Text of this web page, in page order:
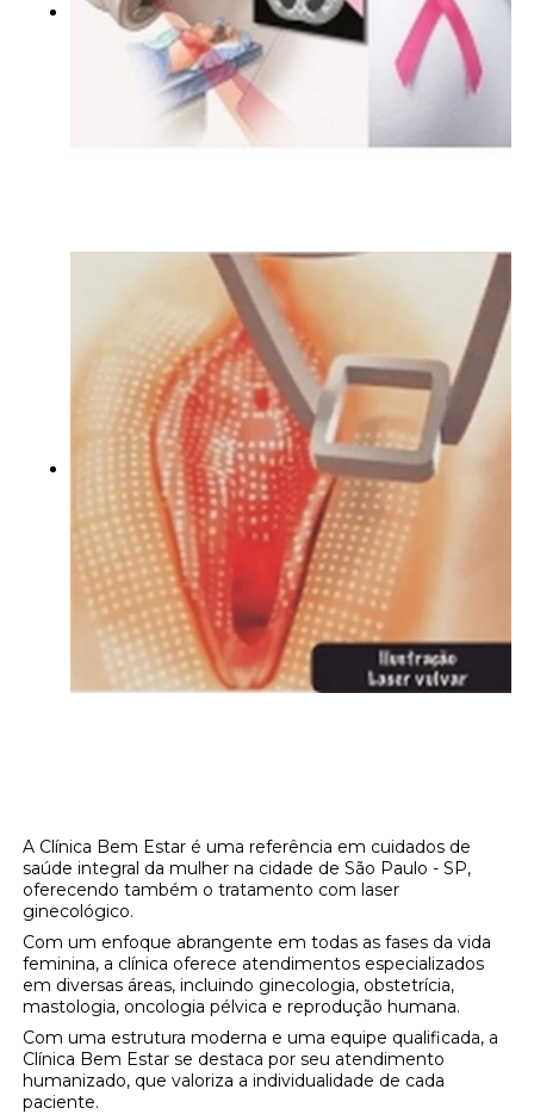
A Clínica Bem Estar é uma referência em cuidados de
saúde integral da mulher na cidade de São Paulo - SP,
oferecendo também o tratamento com laser
ginecológico.
Com um enfoque abrangente em todas as fases da vida
feminina, a clínica oferece atendimentos especializados
em diversas áreas, incluindo ginecologia, obstetrícia,
mastologia, oncologia pélvica e reprodução humana.
Com uma estrutura moderna e uma equipe qualificada, a
Clínica Bem Estar se destaca por seu atendimento
humanizado, que valoriza a individualidade de cada
paciente.